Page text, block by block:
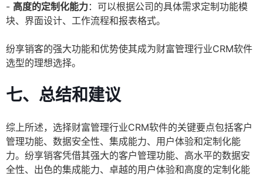
- 高度的定制化能力：可以根据公司的具体需求定制功能模
块、界面设计、工作流程和报表格式。
纷享销客的强大功能和优势使其成为财富管理行业CRM软件
选型的理想选择。
七、总结和建议
综上所述，选择财富管理行业CRM软件的关键要点包括客户
管理功能、数据安全性、集成能力、用户体验和定制化能
力。纷享销客凭借其强大的客户管理功能、高水平的数据安
全性、出色的集成能力、卓越的用户体验和高度的定制化能